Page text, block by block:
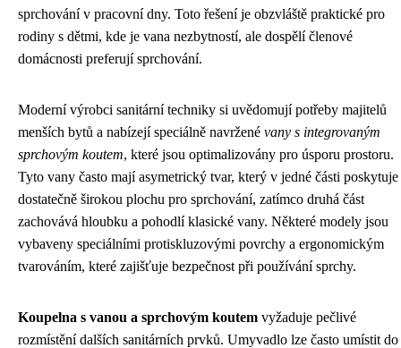
sprchování v pracovní dny. Toto řešení je obzvláště praktické pro
rodiny s dětmi, kde je vana nezbytností, ale dospělí členové
domácnosti preferují sprchování.
Moderní výrobci sanitární techniky si uvědomují potřeby majitelů
menších bytů a nabízejí speciálně navržené vany s integrovaným
sprchovým koutem, které jsou optimalizovány pro úsporu prostoru.
Tyto vany často mají asymetrický tvar, který v jedné části poskytuje
dostatečně širokou plochu pro sprchování, zatímco druhá část
zachovává hloubku a pohodlí klasické vany. Některé modely jsou
vybaveny speciálními protiskluzovými povrchy a ergonomickým
tvarováním, které zajišťuje bezpečnost při používání sprchy.
Koupelna s vanou a sprchovým koutem vyžaduje pečlivé
rozmístění dalších sanitárních prvků. Umyvadlo lze často umístit do